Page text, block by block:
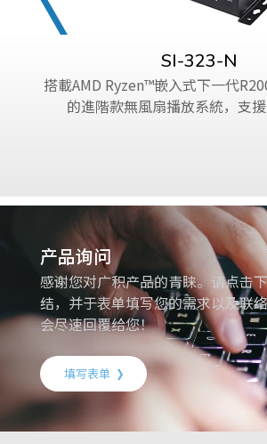
SI-323-N
搭載AMD Ryzen™嵌入式下一代
的進階款無風扇播放系統，支
产品询问
感谢您对广积产品的青睐。请点击
结，并于表单填写您的需求以及联
会尽速回覆给您！
填写表单